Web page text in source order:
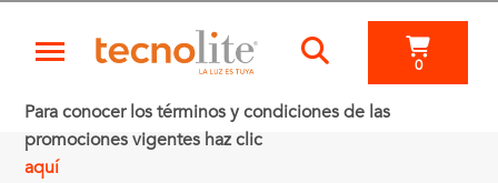
0
Para conocer los términos y condiciones de las
promociones vigentes haz clic
aquí